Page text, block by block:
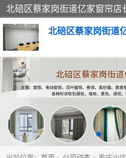
北碚区蔡家岗街道
软包硬包
窗帘